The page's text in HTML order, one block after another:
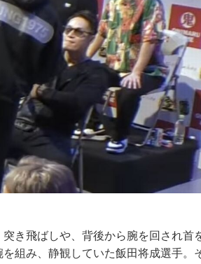
き飛ばしや、背後から腕を回され首
組み、静観していた飯田将成選手。